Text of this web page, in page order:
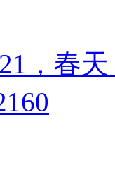
，春